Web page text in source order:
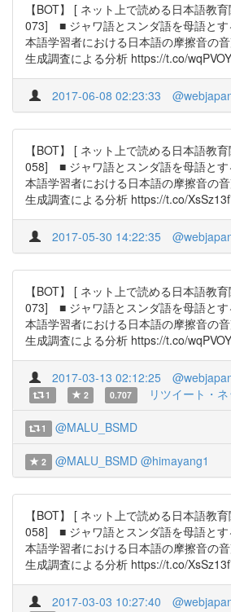
【BOT】 [ ネット上で読める日本語教
073] ■ ジャワ語とスンダ語を母語とす
本語学習者における日本語の摩擦音の
生成調査による分析 https://t.co/
2017-06-08 02:23:33
【BOT】 [ ネット上で読める日本語教
058] ■ ジャワ語とスンダ語を母語とす
本語学習者における日本語の摩擦音の
生成調査による分析 https://t.co/
2017-05-30 14:22:35
【BOT】 [ ネット上で読める日本語教
073] ■ ジャワ語とスンダ語を母語とす
本語学習者における日本語の摩擦音の
生成調査による分析 https://t.co/
2017-03-13 02:12:25
1 2 0.707 リツイート・
1 @MALU_BSMD
2 @MALU_BSMD @himayang1
【BOT】 [ ネット上で読める日本語教
058] ■ ジャワ語とスンダ語を母語とす
本語学習者における日本語の摩擦音の
生成調査による分析 https://t.co/
2017-03-03 10:27:40